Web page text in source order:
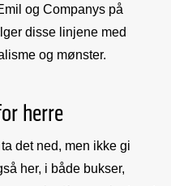
og Companys på
disse linjene med
og mønster.
herre
det ned, men ikke gi
her, i både bukser,